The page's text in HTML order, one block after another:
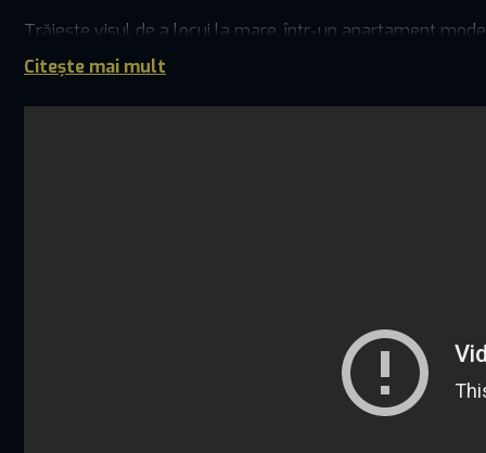
Trăiește visul de a locui la mare, într-un apartament
exclusivist, la doar câțiva pași de plajă, acest apartament
Centrală termică Ariston și aer condiționat Mitsubishi
Ușă de intrare Dierre (Italia), uși interioare Filomuro
Citește mai mult